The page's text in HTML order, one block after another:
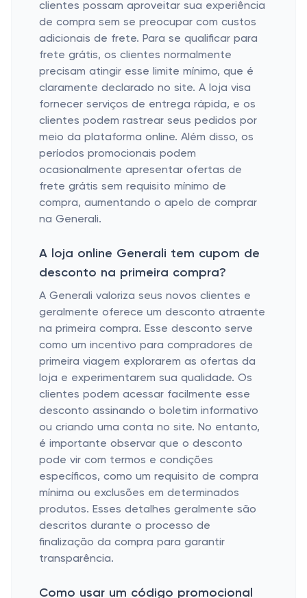
clientes possam aproveitar sua experiência
de compra sem se preocupar com custos
adicionais de frete. Para se qualificar para
frete grátis, os clientes normalmente
precisam atingir esse limite mínimo, que é
claramente declarado no site. A loja visa
fornecer serviços de entrega rápida, e os
clientes podem rastrear seus pedidos por
meio da plataforma online. Além disso, os
períodos promocionais podem
ocasionalmente apresentar ofertas de
frete grátis sem requisito mínimo de
compra, aumentando o apelo de comprar
na Generali.
A loja online Generali tem cupom de
desconto na primeira compra?
A Generali valoriza seus novos clientes e
geralmente oferece um desconto atraente
na primeira compra. Esse desconto serve
como um incentivo para compradores de
primeira viagem explorarem as ofertas da
loja e experimentarem sua qualidade. Os
clientes podem acessar facilmente esse
desconto assinando o boletim informativo
ou criando uma conta no site. No entanto,
é importante observar que o desconto
pode vir com termos e condições
específicos, como um requisito de compra
mínima ou exclusões em determinados
produtos. Esses detalhes geralmente são
descritos durante o processo de
finalização da compra para garantir
transparência.
Como usar um código promocional